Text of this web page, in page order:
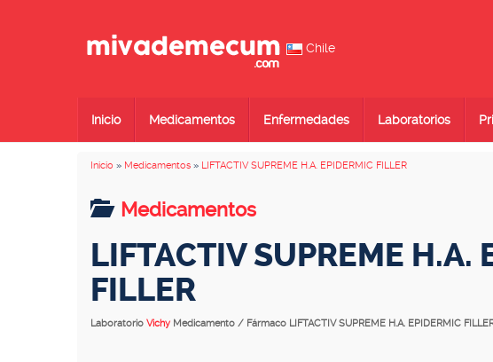
Chile
Inicio Medicamentos Enfermedades Laboratorios
Inicio » Medicamentos » LIFTACTIV SUPREME H.A. EPIDERMIC FILLER
Medicamentos
LIFTACTIV SUPREME H.A.
FILLER
Laboratorio Vichy Medicamento / Fármaco LIFTACTIV SUPREME H.A. EPIDERMIC